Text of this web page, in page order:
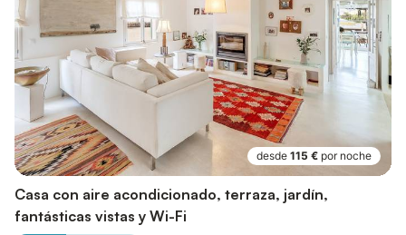
desde 115 € por noche
Casa con aire acondicionado, terraza, jardín,
fantásticas vistas y Wi-Fi